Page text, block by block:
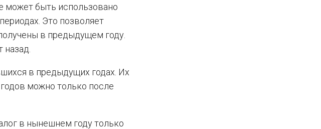
может быть использовано
Это позволяет
в предыдущем году.
в предыдущих годах. Их
можно только после
в нынешнем году только